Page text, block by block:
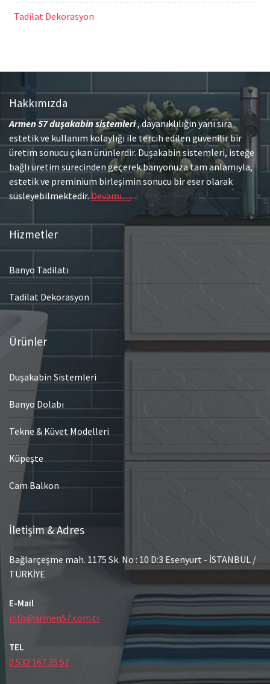
Tadilat Dekorasyon
Hakkımızda
Armen 57duşakabin sistemleri, dayanıklılığın yanı sıra
estetik ve kullanım kolaylığı ile tercih edilen güvenilir bir
üretim sonucu çıkan ürünlerdir. Duşakabin sistemleri, isteğe
bağlı üretim sürecinden geçerek banyonuza tam anlamıyla,
estetik ve preminium birleşimin sonucu bir eser olarak
süsleyebilmektedir.Devamı…
Hizmetler
Banyo Tadilatı
Tadilat Dekorasyon
Ürünler
Duşakabin Sistemleri
Banyo Dolabı
Tekne & Küvet Modelleri
Küpeşte
Cam Balkon
İletişim & Adres
Bağlarçeşme mah. 1175 Sk. No : 10 D:3 Esenyurt - İSTANBUL /
TÜRKİYE
E-Mail
info@armen57.com.tr
TEL
0 532 167 35 57